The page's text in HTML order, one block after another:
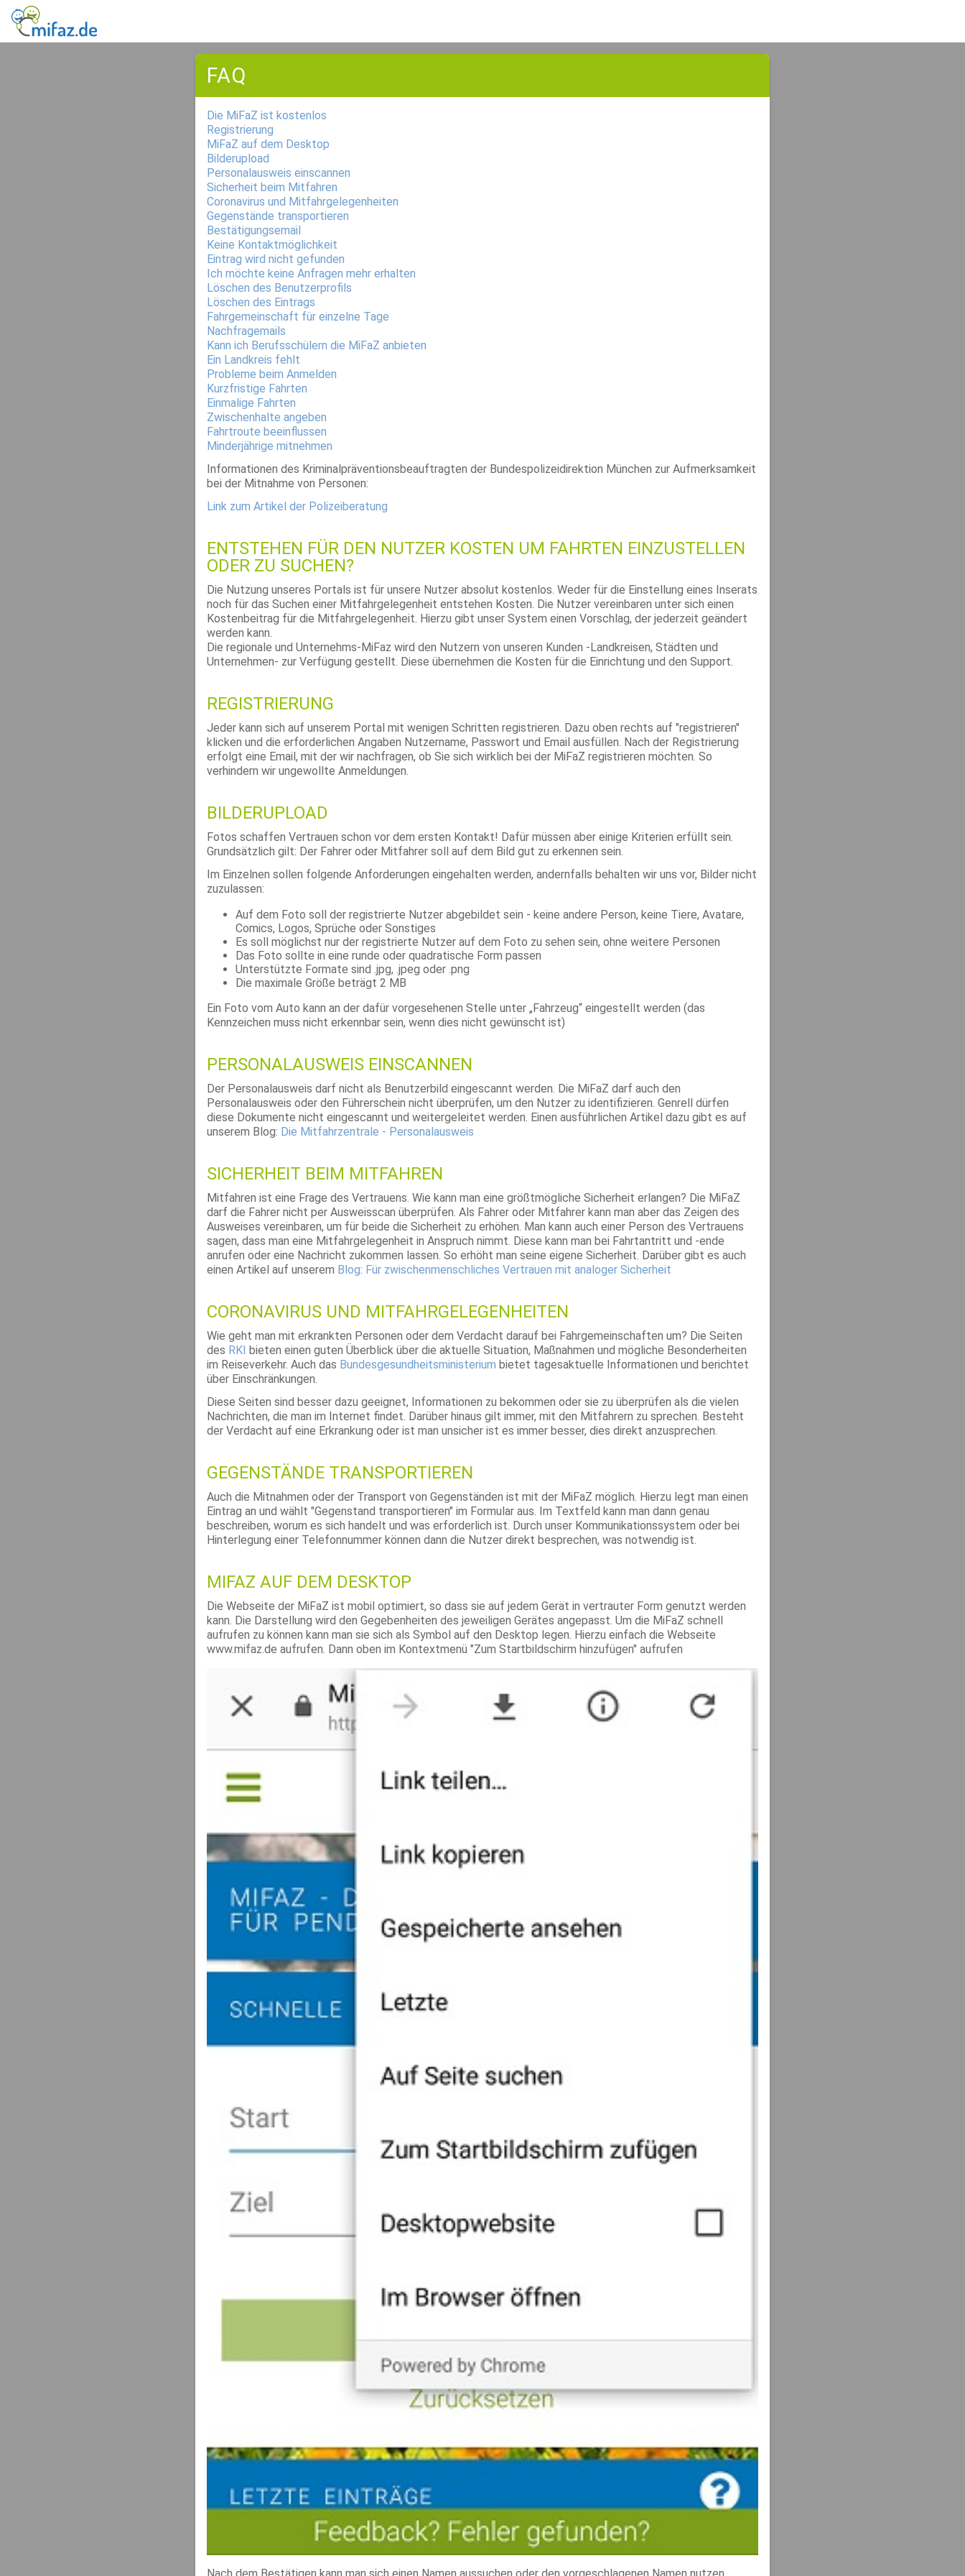
FAQ
Die MiFaZ ist kostenlos
Registrierung
MiFaZ auf dem Desktop
Bilderupload
Personalausweis einscannen
Sicherheit beim Mitfahren
Coronavirus und Mitfahrgelegenheiten
Gegenstände transportieren
Bestätigungsemail
Keine Kontaktmöglichkeit
Eintrag wird nicht gefunden
Ich möchte keine Anfragen mehr erhalten
Löschen des Benutzerprofils
Löschen des Eintrags
Fahrgemeinschaft für einzelne Tage
Nachfragemails
Kann ich Berufsschülern die MiFaZ anbieten
Ein Landkreis fehlt
Probleme beim Anmelden
Kurzfristige Fahrten
Einmalige Fahrten
Zwischenhalte angeben
Fahrtroute beeinflussen
Minderjährige mitnehmen
Informationen des Kriminalpräventionsbeauftragten der Bundespolizeidirektion München zur Aufmerksamkeit
bei der Mitnahme von Personen:
Link zum Artikel der Polizeiberatung
ENTSTEHEN FÜR DEN NUTZER KOSTEN UM FAHRTEN EINZUSTELLEN
ODER ZU SUCHEN?
Die Nutzung unseres Portals ist für unsere Nutzer absolut kostenlos. Weder für die Einstellung eines Inserats
noch für das Suchen einer Mitfahrgelegenheit entstehen Kosten. Die Nutzer vereinbaren unter sich einen
Kostenbeitrag für die Mitfahrgelegenheit. Hierzu gibt unser System einen Vorschlag, der jederzeit geändert
werden kann.
Die regionale und Unternehms-MiFaz wird den Nutzern von unseren Kunden -Landkreisen, Städten und
Unternehmen- zur Verfügung gestellt. Diese übernehmen die Kosten für die Einrichtung und den Support.
REGISTRIERUNG
Jeder kann sich auf unserem Portal mit wenigen Schritten registrieren. Dazu oben rechts auf "registrieren"
klicken und die erforderlichen Angaben Nutzername, Passwort und Email ausfüllen. Nach der Registrierung
erfolgt eine Email, mit der wir nachfragen, ob Sie sich wirklich bei der MiFaZ registrieren möchten. So
verhindern wir ungewollte Anmeldungen.
BILDERUPLOAD
Fotos schaffen Vertrauen schon vor dem ersten Kontakt! Dafür müssen aber einige Kriterien erfüllt sein.
Grundsätzlich gilt: Der Fahrer oder Mitfahrer soll auf dem Bild gut zu erkennen sein.
Im Einzelnen sollen folgende Anforderungen eingehalten werden, andernfalls behalten wir uns vor, Bilder nicht
zuzulassen:
Auf dem Foto soll der registrierte Nutzer abgebildet sein - keine andere Person, keine Tiere, Avatare,
Comics, Logos, Sprüche oder Sonstiges
Es soll möglichst nur der registrierte Nutzer auf dem Foto zu sehen sein, ohne weitere Personen
Das Foto sollte in eine runde oder quadratische Form passen
Unterstützte Formate sind .jpg, .jpeg oder .png
Die maximale Größe beträgt 2 MB
Ein Foto vom Auto kann an der dafür vorgesehenen Stelle unter „Fahrzeug“ eingestellt werden (das
Kennzeichen muss nicht erkennbar sein, wenn dies nicht gewünscht ist)
PERSONALAUSWEIS EINSCANNEN
Der Personalausweis darf nicht als Benutzerbild eingescannt werden. Die MiFaZ darf auch den
Personalausweis oder den Führerschein nicht überprüfen, um den Nutzer zu identifizieren. Genrell dürfen
diese Dokumente nicht eingescannt und weitergeleitet werden. Einen ausführlichen Artikel dazu gibt es auf
unserem Blog: Die Mitfahrzentrale - Personalausweis
SICHERHEIT BEIM MITFAHREN
Mitfahren ist eine Frage des Vertrauens. Wie kann man eine größtmögliche Sicherheit erlangen? Die MiFaZ
darf die Fahrer nicht per Ausweisscan überprüfen. Als Fahrer oder Mitfahrer kann man aber das Zeigen des
Ausweises vereinbaren, um für beide die Sicherheit zu erhöhen. Man kann auch einer Person des Vertrauens
sagen, dass man eine Mitfahrgelegenheit in Anspruch nimmt. Diese kann man bei Fahrtantritt und -ende
anrufen oder eine Nachricht zukommen lassen. So erhöht man seine eigene Sicherheit. Darüber gibt es auch
einen Artikel auf unserem Blog: Für zwischenmenschliches Vertrauen mit analoger Sicherheit
CORONAVIRUS UND MITFAHRGELEGENHEITEN
Wie geht man mit erkrankten Personen oder dem Verdacht darauf bei Fahrgemeinschaften um? Die Seiten
des RKI bieten einen guten Überblick über die aktuelle Situation, Maßnahmen und mögliche Besonderheiten
im Reiseverkehr. Auch das Bundesgesundheitsministerium bietet tagesaktuelle Informationen und berichtet
über Einschränkungen.
Diese Seiten sind besser dazu geeignet, Informationen zu bekommen oder sie zu überprüfen als die vielen
Nachrichten, die man im Internet findet. Darüber hinaus gilt immer, mit den Mitfahrern zu sprechen. Besteht
der Verdacht auf eine Erkrankung oder ist man unsicher ist es immer besser, dies direkt anzusprechen.
GEGENSTÄNDE TRANSPORTIEREN
Auch die Mitnahmen oder der Transport von Gegenständen ist mit der MiFaZ möglich. Hierzu legt man einen
Eintrag an und wählt "Gegenstand transportieren" im Formular aus. Im Textfeld kann man dann genau
beschreiben, worum es sich handelt und was erforderlich ist. Durch unser Kommunikationssystem oder bei
Hinterlegung einer Telefonnummer können dann die Nutzer direkt besprechen, was notwendig ist.
MIFAZ AUF DEM DESKTOP
Die Webseite der MiFaZ ist mobil optimiert, so dass sie auf jedem Gerät in vertrauter Form genutzt werden
kann. Die Darstellung wird den Gegebenheiten des jeweiligen Gerätes angepasst. Um die MiFaZ schnell
aufrufen zu können kann man sie sich als Symbol auf den Desktop legen. Hierzu einfach die Webseite
www.mifaz.de aufrufen. Dann oben im Kontextmenü "Zum Startbildschirm hinzufügen" aufrufen
Nach dem Bestätigen kann man sich einen Namen aussuchen oder den vorgeschlagenen Namen nutzen.